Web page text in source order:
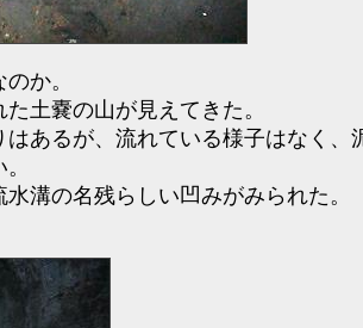
か。
土嚢の山が見えてきた。
はあるが、流れている様子はなく、
溝の名残らしい凹みがみられた。